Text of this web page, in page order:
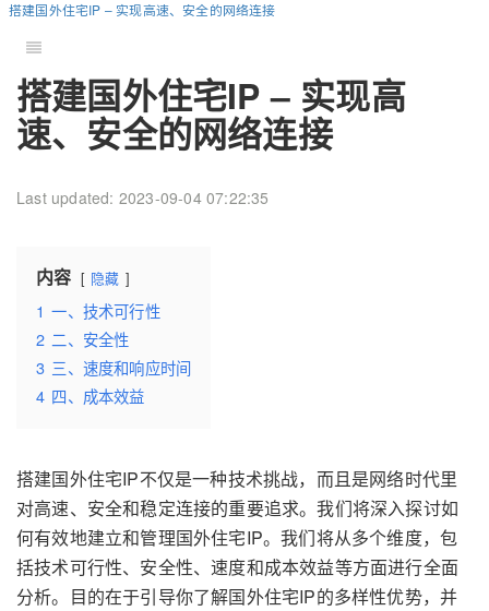
搭建国外住宅IP – 实现高速、安全的网络连接
搭建国外住宅IP – 实现高
速、安全的网络连接
Last updated: 2023-09-04 07:22:35
内容 隐藏
1 一、技术可行性
2 二、安全性
3 三、速度和响应时间
4 四、成本效益
搭建国外住宅IP不仅是一种技术挑战，而且是网络时代里
对高速、安全和稳定连接的重要追求。我们将深入探讨如
何有效地建立和管理国外住宅IP。我们将从多个维度，包
括技术可行性、安全性、速度和成本效益等方面进行全面
分析。目的在于引导你了解国外住宅IP的多样性优势，并